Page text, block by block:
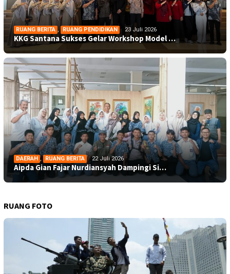
RUANG BERITA , RUANG PENDIDIKAN 23 Juli 2026
KKG Santana Sukses Gelar Workshop Model …
DAERAH , RUANG BERITA 22 Juli 2026
Aipda Gian Fajar Nurdiansyah Dampingi Si…
RUANG FOTO